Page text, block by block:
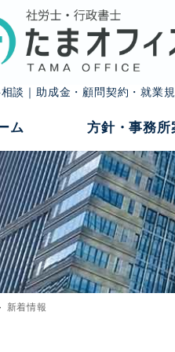
談｜助成金・顧問契約・就業
ム 方針・事務所
新着情報